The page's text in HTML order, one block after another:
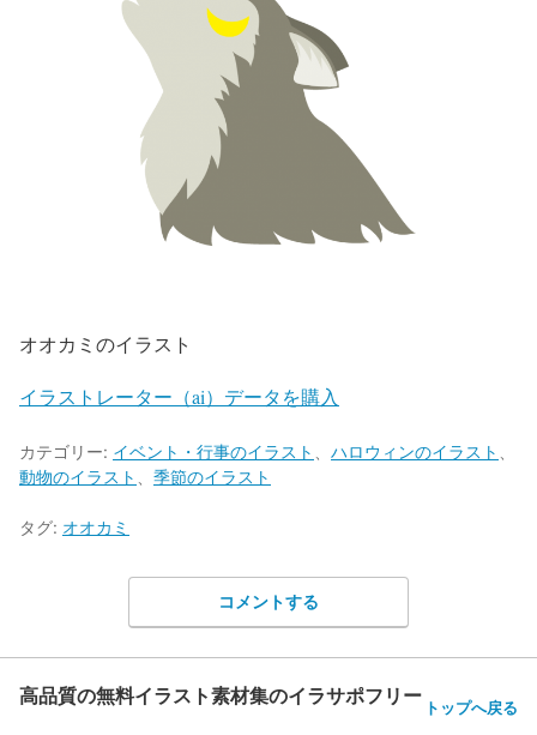
オオカミのイラスト
イラストレーター（ai）データを購入
カテゴリー: イベント・行事のイラスト ハロウィンのイラスト
動物のイラスト
季節のイラスト
タグ: オオカミ
コメントする
高品質の無料イラスト素材集のイラサポフリー トップへ戻る